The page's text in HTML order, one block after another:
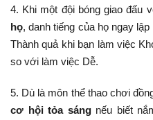
4. Khi một đội bóng giao đấu
họ, danh tiếng của họ ngay
Thành quả khi bạn làm việc
so với làm việc Dễ.
5. Dù là môn thể thao chơi
cơ hội tỏa sángnếu biết